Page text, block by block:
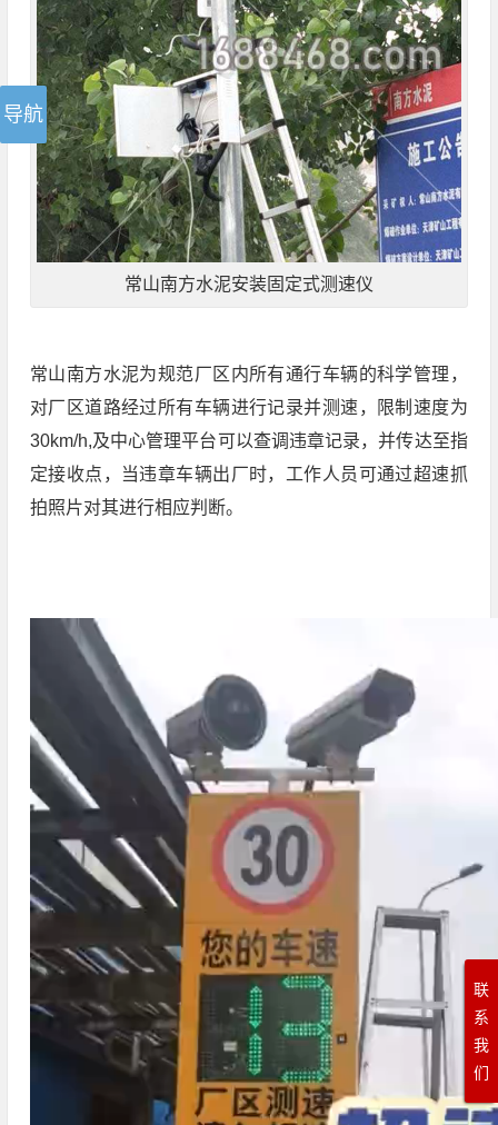
常山南方水泥安装固定式测速仪
常山南方水泥为规范厂区内所有通行车辆的科学管理，
对厂区道路经过所有车辆进行记录并测速，限制速度为
30km/h,及中心管理平台可以查调违章记录，并传达至指
定接收点，当违章车辆出厂时，工作人员可通过超速抓
拍照片对其进行相应判断。
联
系
我
们